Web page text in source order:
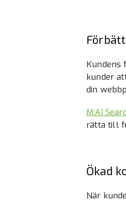
kunder
din
M:AI
rätta till
Ökad
När